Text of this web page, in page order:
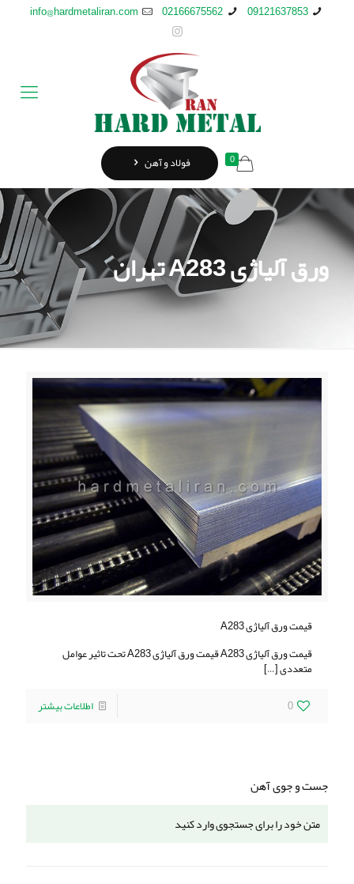
09121637853
02166675562
info@hardmetaliran.com
0 فولاد و آهن
ورق آلیاژی A283 تهران
قیمت ورق آلیاژی A283
قیمت ورق آلیاژی A283 قیمت ورق آلیاژی A283 تحت تاثیر عوامل
متعددی[…]
0
اطلاعات بیشتر
جست و جوی آهن